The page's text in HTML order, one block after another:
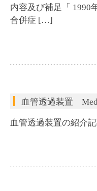
内容及び補足「 1990
合併症 […]
血管透過装置
血管透過装置の紹介